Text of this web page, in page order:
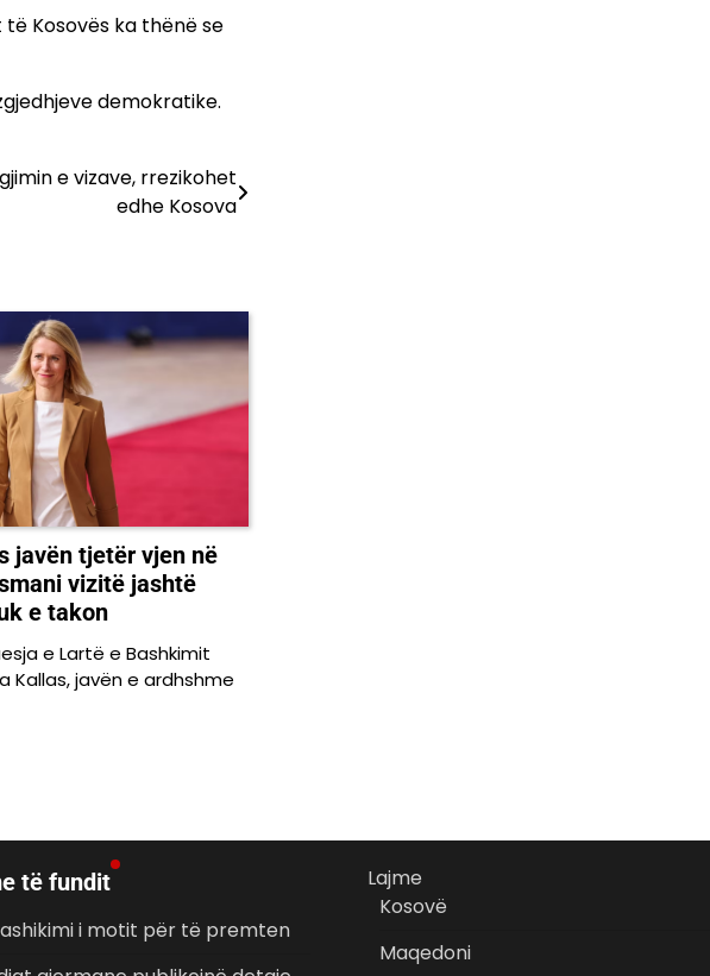
Kosovës ka thënë se
demokratike.
e vizave, rrezikohet
edhe Kosova
javën tjetër vjen në
vizitë jashtë
e takon
e Lartë e Bashkimit
Kallas, javën e ardhshme
të fundit
i motit për të premten
Lajme
Kosovë
Maqedoni